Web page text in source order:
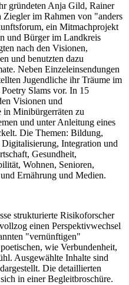
gründeten Anja Gild, Rainer
Ziegler im Rahmen von "anders
ein Mitmachprojekt
und Bürger im Landkreis
nach den Visionen,
und benutzten dazu
Neben Einzeleinsendungen
Jugendliche ihr Träume im
Slams vor. In 15
Visionen und
in Minibürgerräten zu
und unter Anleitung eines
Die Themen: Bildung,
Integration und
Gesundheit,
Wohnen, Senioren,
Ernährung und Medien.
strukturierte Risikoforscher
einen Perspektivwechsel
"vernünftigen"
wie Verbundenheit,
Ausgewählte Inhalte sind
Die detaillierten
in einer Begleitbroschüre.